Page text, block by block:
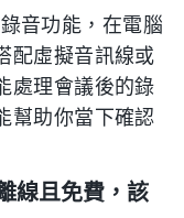
音功能，在電腦
配虛擬音訊線或
處理會議後的錄
幫助你當下確認
線且免費，該